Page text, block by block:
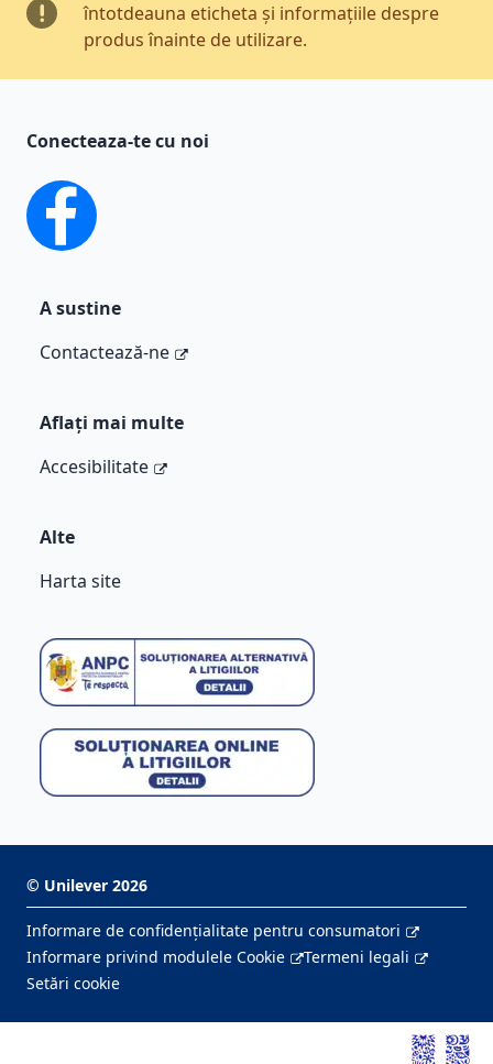
întotdeauna eticheta și informațiile despre
produs înainte de utilizare.
Conecteaza-te cu noi
facebook
A sustine
Contactează-ne
Aflați mai multe
Accesibilitate
Alte
Harta site
© Unilever 2026
Informare de confidenţialitate pentru consumatori
Informare privind modulele Cookie
Termeni legali
Setări cookie